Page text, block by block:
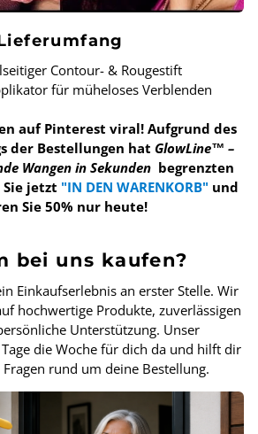
Contour- & Rougestift
für müheloses Verblenden
auf Pinterest viral! Aufgrund des
der Bestellungen hat GlowLine™ –
Wangen in Sekunden begrenzten
jetzt "IN DEN WARENKORB" und
Sie 50% nur heute!
bei uns kaufen?
Einkaufserlebnis an erster Stelle. Wir
hochwertige Produkte, zuverlässigen
Unterstützung. Unser
die Woche für dich da und hilft dir
rund um deine Bestellung.